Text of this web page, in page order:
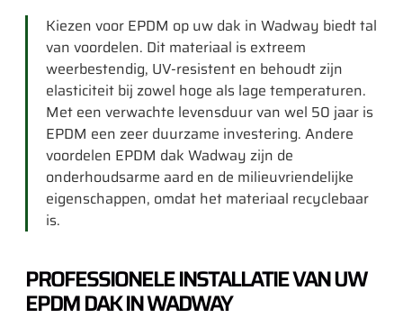
Kiezen voor EPDM op uw dak in Wadway biedt tal
van voordelen. Dit materiaal is extreem
weerbestendig, UV-resistent en behoudt zijn
elasticiteit bij zowel hoge als lage temperaturen.
Met een verwachte levensduur van wel 50 jaar is
EPDM een zeer duurzame investering. Andere
voordelen EPDM dak Wadway zijn de
onderhoudsarme aard en de milieuvriendelijke
eigenschappen, omdat het materiaal recyclebaar
is.
PROFESSIONELE INSTALLATIE VAN UW
EPDM DAK IN WADWAY